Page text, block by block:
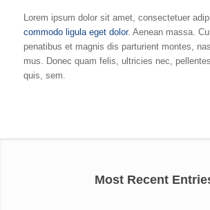
Lorem ipsum dolor sit amet, consectetuer
commodo ligula eget dolor. Aenean massa.
penatibus et magnis dis parturient montes,
mus. Donec quam felis, ultricies nec,
quis, sem.
Most Recent